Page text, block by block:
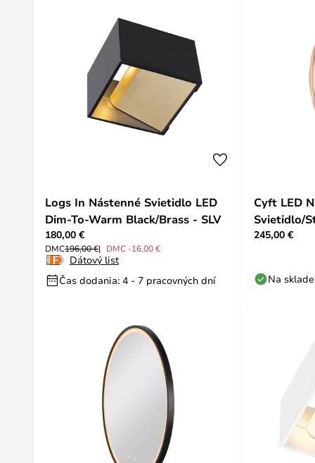
Logs In Nástenné Svietidlo LED
Dim-To-Warm Black/Brass - SLV
180,00 €
DMC196,00 € DMC -16,00 €
Dátový list
Čas dodania: 4 - 7 pracovných dní
Cyft LED
Svietidlo/
SLV
245,00 €
Na sklade